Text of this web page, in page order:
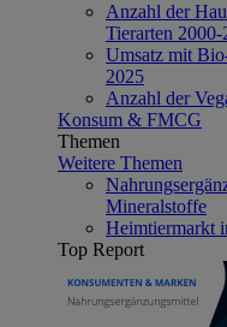
Anzahl der
Tierarten 2000-
Umsatz mit
2025
Anzahl der
Konsum & FMCG
Themen
Weitere Themen
Mineralstoffe
Heimtiermarkt
Top Report